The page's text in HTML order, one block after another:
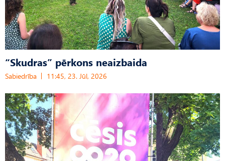
“Skudras” pērkons neaizbaida
Sabiedrība 11:45, 23. Jūl, 2026